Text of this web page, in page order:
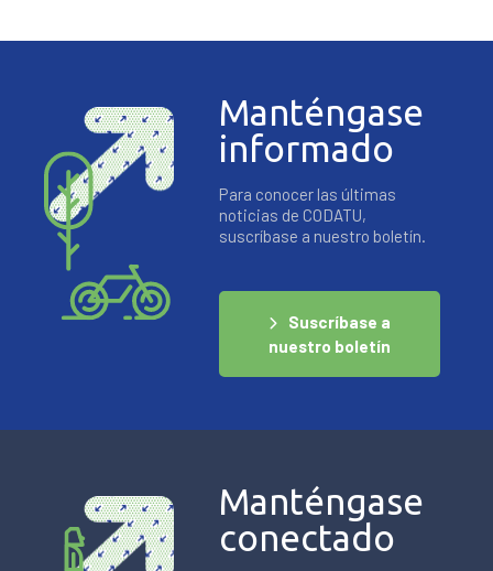
Manténgase
informado
Para conocer las últimas
noticias de CODATU,
suscríbase a nuestro boletín.
Suscríbase a
nuestro boletín
Manténgase
conectado